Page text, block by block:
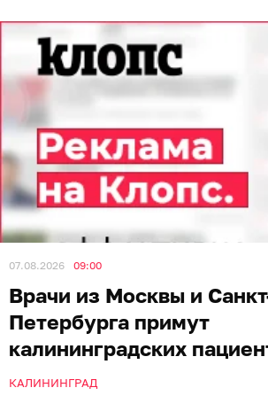
07.08.2026 09:00
Врачи из Москвы и
Петербурга примут
калининградских
КАЛИНИНГРАД